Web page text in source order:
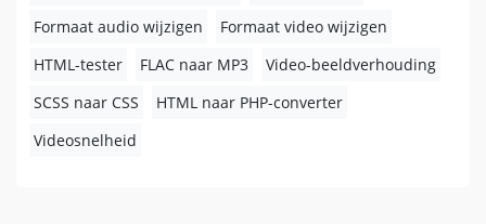
Formaat audio wijzigen
Formaat video wijzigen
HTML-tester
FLAC naar MP3
Video-beeldverhouding
SCSS naar CSS
HTML naar PHP-converter
Videosnelheid